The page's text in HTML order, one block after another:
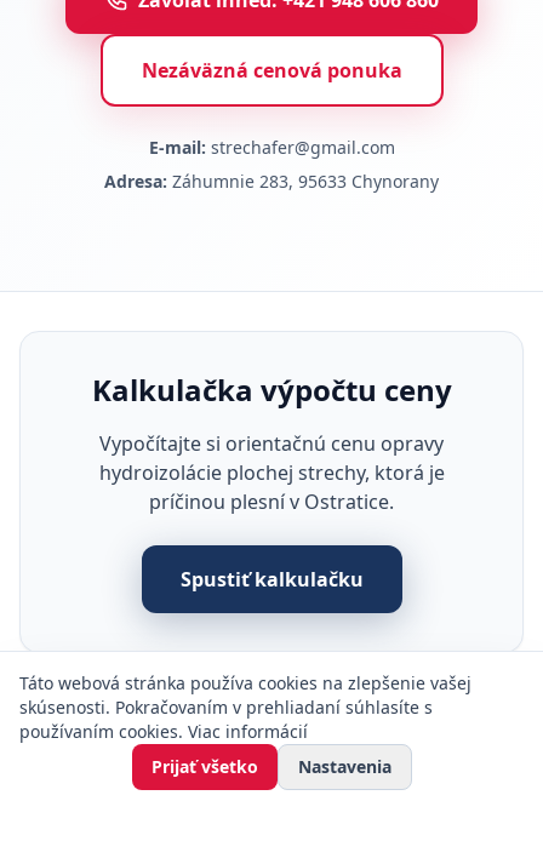
Nezáväzná cenová ponuka
E-mail: strechafer@gmail.com
Adresa: Záhumnie 283, 95633 Chynorany
Kalkulačka výpočtu ceny
Vypočítajte si orientačnú cenu opravy
hydroizolácie plochej strechy, ktorá je
príčinou plesní v Ostratice.
Spustiť kalkulačku
Táto webová stránka používa cookies na zlepšenie vašej
skúsenosti. Pokračovaním v prehliadaní súhlasíte s
používaním cookies. Viac informácií
Prijať všetko
Nastavenia